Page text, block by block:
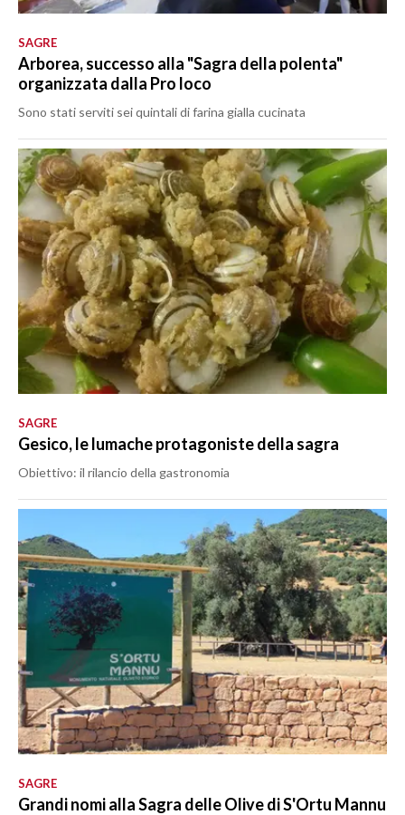
SAGRE
Arborea, successo alla "Sagra della polenta"
organizzata dalla Pro loco
Sono stati serviti sei quintali di farina gialla cucinata
SAGRE
Gesico, le lumache protagoniste della sagra
Obiettivo: il rilancio della gastronomia
SAGRE
Grandi nomi alla Sagra delle Olive di S'Ortu Mannu